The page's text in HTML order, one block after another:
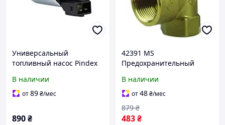
Универсальный
топливный насос Pindex
2kW 5kW HDL 20241202
Насос для дизельной
В наличии
от89₴/мес
890₴
42391 MS
Предохранительный
систем, 3бар Rp3/4" х
Rp1"
В наличии
от48₴/мес
483₴
879 ₴